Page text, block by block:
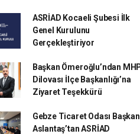
ASRİAD Kocaeli Şubesi İlk
Genel Kurulunu
Gerçekleştiriyor
Başkan Ömeroğlu’ndan
Dilovası İlçe Başkanlığı’na
Ziyaret Teşekkürü
Gebze Ticaret Odası
Aslantaş’tan ASRİAD